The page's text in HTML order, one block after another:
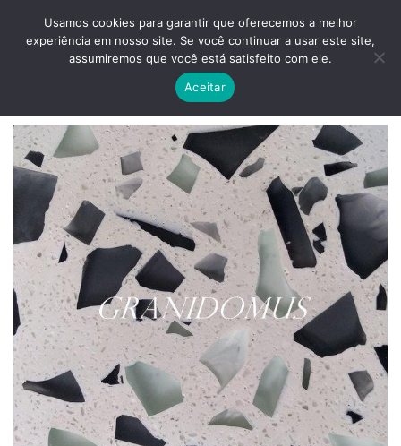
0
Usamos cookies para garantir que oferecemos a melhor
experiência em nosso site. Se você continuar a usar este site,
assumiremos que você está satisfeito com ele.
Aceitar